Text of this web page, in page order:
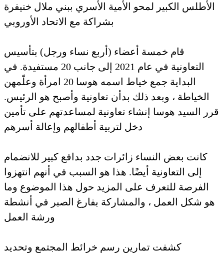
الأطلس الكبير لمحو الأمية الأسري ببني ملال خنيفرة
بشراكة مع الاتحاد الأوروبي
قام خمسة أعضاء (أربع نساء ورجل) بتأسيس
التعاونية في عام 2021 إلى جانب 20 مستفيدة. في
البداية جمع خياط اسمه هوسا 20 امرأة وعلّمهن
الخياطة ، وبعد ذلك بدأن تعاونية وأصبح هو الرئيس.
قرر السيد هوسا إنشاء تعاونية لمساعدتهم على تأمين
دخل لتربية أطفالهم وإعالة أسرهم
كانت بعض النساء زائرات جدد بدافع كبير للانضمام
إلى التعاونية أيضًا. هذا هو السبب في أنهم انتهزوا
الفرصة للتعرف على المزيد حول هذا الموضوع وما
هو شكل العمل ، والمشاركة بفارغ الصبر في أنشطة
ورشة العمل
كشفت تمارين رسم خرائط المجتمع وتحديد